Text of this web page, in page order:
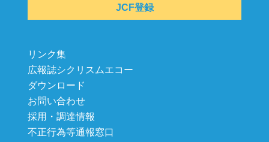
JCF登録
リンク集
広報誌シクリスムエコー
ダウンロード
お問い合わせ
採用・調達情報
不正行為等通報窓口